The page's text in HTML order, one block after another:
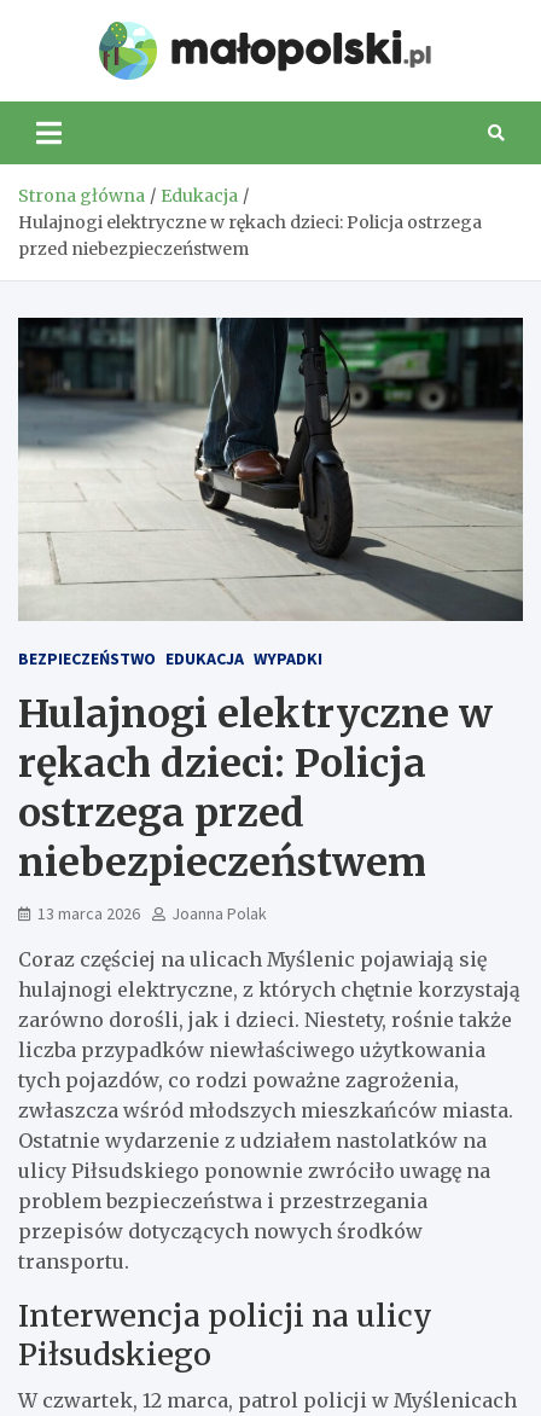
Strona główna
Edukacja
Hulajnogi elektryczne w rękach dzieci: Policja ostrzega
przed niebezpieczeństwem
BEZPIECZEŃSTWO EDUKACJA WYPADKI
Hulajnogi elektryczne w
rękach dzieci: Policja
ostrzega przed
niebezpieczeństwem
13 marca 2026 Joanna Polak
Coraz częściej na ulicach Myślenic pojawiają się
hulajnogi elektryczne, z których chętnie korzystają
zarówno dorośli, jak i dzieci. Niestety, rośnie także
liczba przypadków niewłaściwego użytkowania
tych pojazdów, co rodzi poważne zagrożenia,
zwłaszcza wśród młodszych mieszkańców miasta.
Ostatnie wydarzenie z udziałem nastolatków na
ulicy Piłsudskiego ponownie zwróciło uwagę na
problem bezpieczeństwa i przestrzegania
przepisów dotyczących nowych środków
transportu.
Interwencja policji na ulicy
Piłsudskiego
W czwartek, 12 marca, patrol policji w Myślenicach